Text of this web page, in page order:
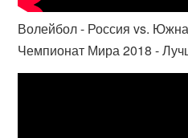
Волейбол - Россия vs.
Чемпионат Мира 2018 -